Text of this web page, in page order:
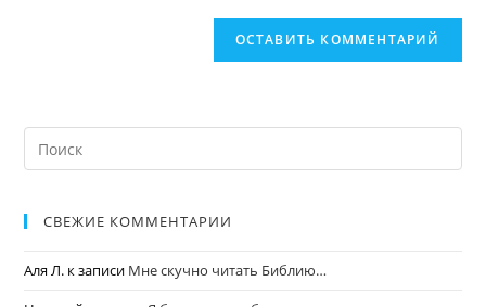
СВЕЖИЕ КОММЕНТАРИИ
Аля Л. к записи Мне скучно читать Библию…